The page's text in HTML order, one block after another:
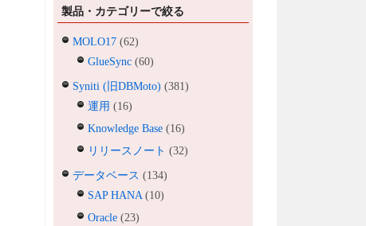
製品・カテゴリーで絞る
MOLO17 (62)
GlueSync (60)
Syniti (旧DBMoto) (381)
運用 (16)
Knowledge Base (16)
リリースノート (32)
データベース (134)
SAP HANA (10)
Oracle (23)